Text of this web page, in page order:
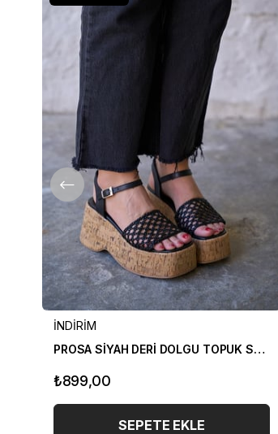
İNDİRİM
PROSA SİYAH DERİ DOLGU TOPUK SANDALET
₺899,00
SEPETE EKLE